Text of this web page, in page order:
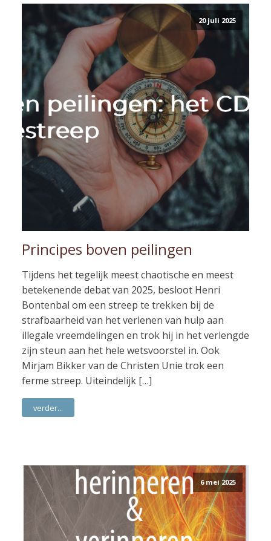
20 juli 2025
Principes boven peilingen
Tijdens het tegelijk meest chaotische en meest
betekenende debat van 2025, besloot Henri
Bontenbal om een streep te trekken bij de
strafbaarheid van het verlenen van hulp aan
illegale vreemdelingen en trok hij in het verlengde
zijn steun aan het hele wetsvoorstel in. Ook
Mirjam Bikker van de Christen Unie trok een
ferme streep. Uiteindelijk […]
verder...
6 mei 2025